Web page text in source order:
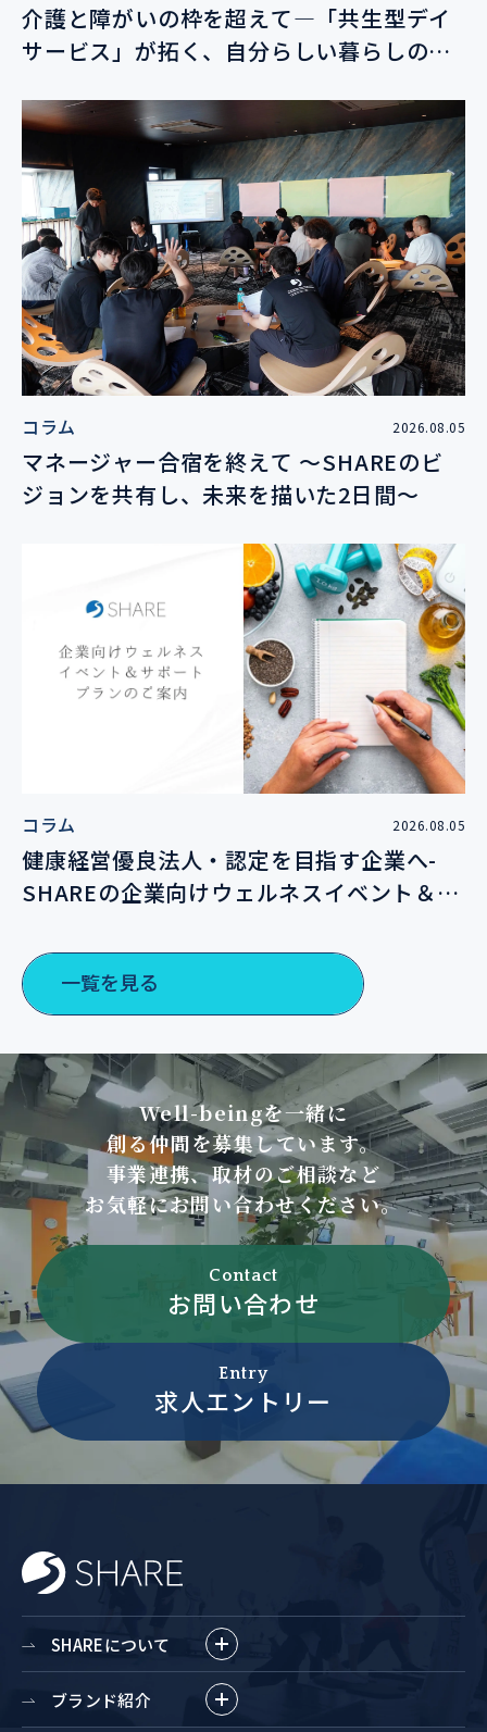
介護と障がいの枠を超えて―「共生型デイ
サービス」が拓く、自分らしい暮らしの未
コラム 2026.08.05
マネージャー合宿を終えて 〜SHAREのビ
ジョンを共有し、未来を描いた2日間〜
コラム 2026.08.05
健康経営優良法人・認定を目指す企業へ-
SHAREの企業向けウェルネスイベント＆サ
一覧を見る
Well-beingを一緒に
創る仲間を募集しています。
事業連携、取材のご相談など
お気軽にお問い合わせください。
Contact
お問い合わせ
Entry
求人エントリー
SHAREについて
ブランド紹介